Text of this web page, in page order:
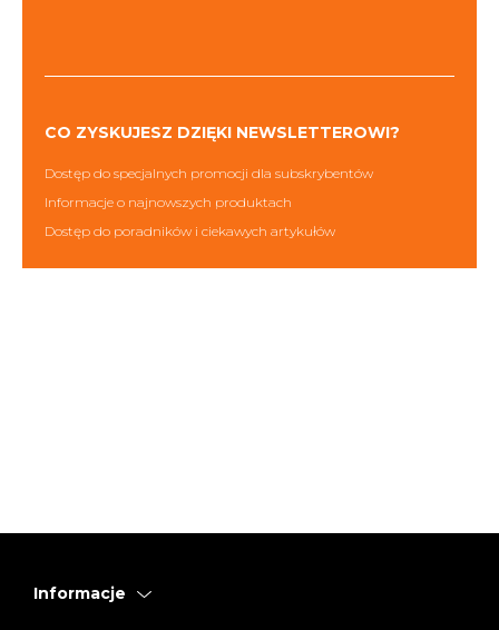
CO ZYSKUJESZ DZIĘKI NEWSLETTEROWI?
Dostęp do specjalnych promocji dla subskrybentów
Informacje o najnowszych produktach
Dostęp do poradników i ciekawych artykułów
Informacje